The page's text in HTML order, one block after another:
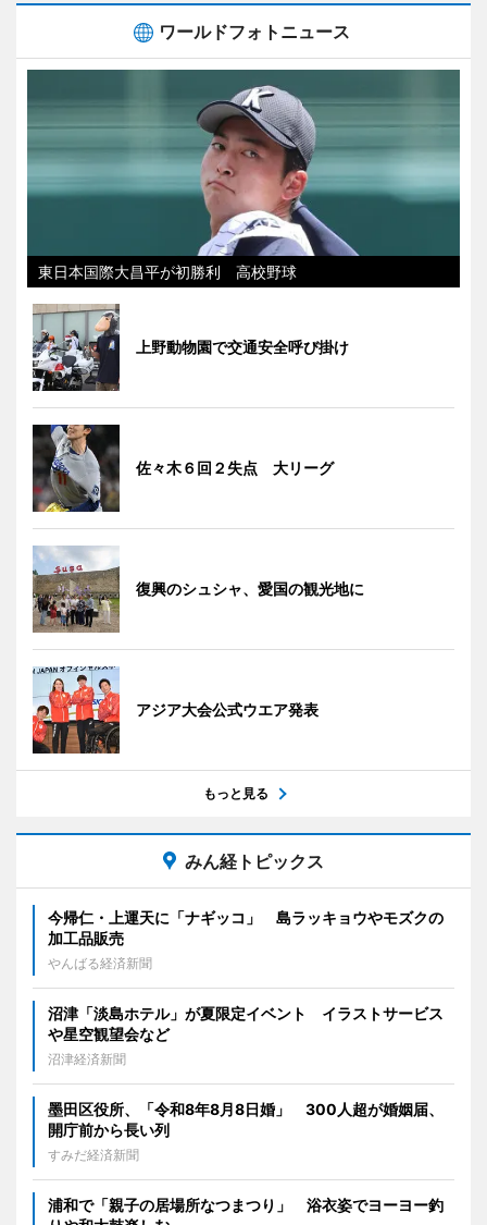
ワールドフォトニュース
東日本国際大昌平が初勝利 高校野球
上野動物園で交通安全呼び掛け
佐々木６回２失点 大リーグ
復興のシュシャ、愛国の観光地に
アジア大会公式ウエア発表
もっと見る
みん経トピックス
今帰仁・上運天に「ナギッコ」 島ラッキョウやモズクの
加工品販売
やんばる経済新聞
沼津「淡島ホテル」が夏限定イベント イラストサービス
や星空観望会など
沼津経済新聞
墨田区役所、「令和8年8月8日婚」 300人超が婚姻届、
開庁前から長い列
すみだ経済新聞
浦和で「親子の居場所なつまつり」 浴衣姿でヨーヨー釣